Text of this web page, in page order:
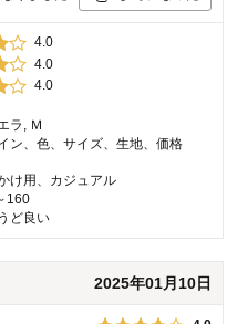
4.0
4.0
4.0
ラ, Ｍ
ン、色、サイズ、生地、価格
け用、カジュアル
160
ど良い
2025年01月10日